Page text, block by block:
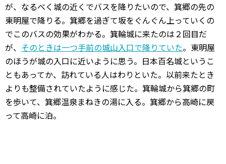
が、なるべく城の近くでバスを降りたいので、箕郷の先の
東明屋で降りる。箕郷を過ぎて坂をぐんぐん上っていくの
でこのバスの効果がわかる。箕輪城に来たのは２回目だ
が、 そのときは一つ手前の城山入口で降りていた。東明屋
のほうが城の入口に近いように思う。日本百名城というこ
ともあってか、訪れている人はわりといた。以前来たとき
よりも整備されていたように感じた。箕輪城から箕郷の町
を歩いて、箕郷温泉まねきの湯に入る。箕郷から高崎に戻
って高崎に泊。